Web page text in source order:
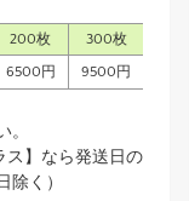
200枚 300枚
6500円 9500円
。
】なら発送日の
除く）